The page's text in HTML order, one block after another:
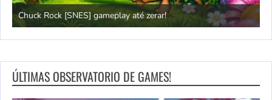
Chuck Rock [SNES] gameplay até zerar!
ÚLTIMAS OBSERVATORIO DE GAMES!